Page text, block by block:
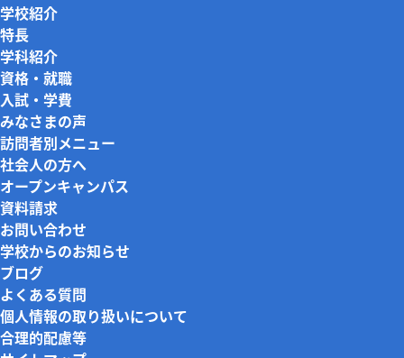
学校紹介
特長
学科紹介
資格・就職
入試・学費
みなさまの声
訪問者別メニュー
社会人の方へ
オープンキャンパス
資料請求
お問い合わせ
学校からのお知らせ
ブログ
よくある質問
個人情報の取り扱いについて
合理的配慮等